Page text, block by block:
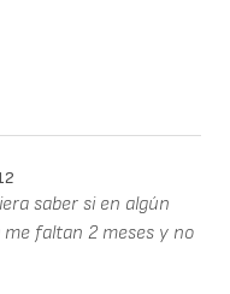
saber si en algún
faltan 2 meses y no